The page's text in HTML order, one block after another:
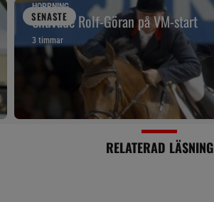
SENASTE
HOPPNING
Snuvade Rolf-Göran på VM-start
3 timmar
RELATERAD LÄSNING